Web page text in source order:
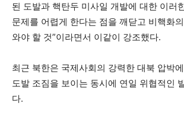
된 도발과 핵탄두 미사일 개발에 대한 이러
문제를 어렵게 한다는 점을 깨닫고 비핵화
와야 할 것”이라면서 이같이 강조했다.
최근 북한은 국제사회의 강력한 대북 압박
도발 조짐을 보이는 동시에 연일 위협적인
다.